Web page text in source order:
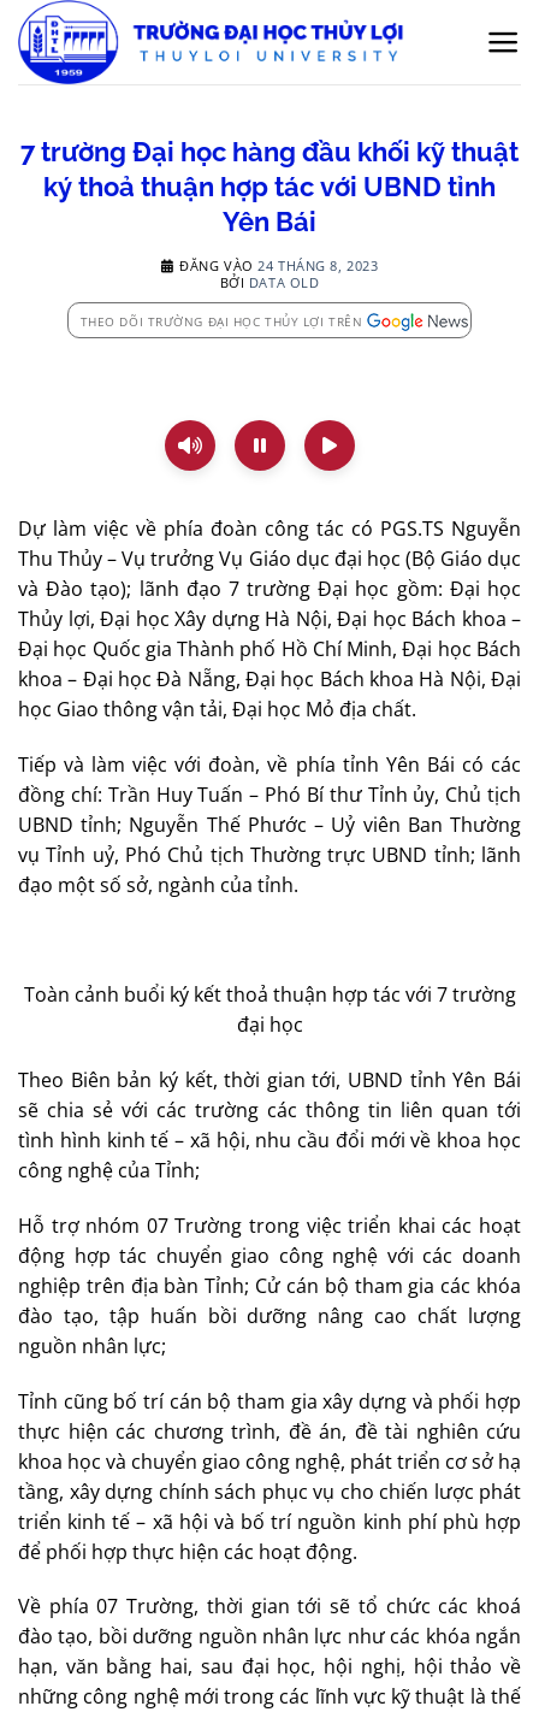
qua
nội
7 trường Đại học hàng đầu khối kỹ thuật
ký thoả thuận hợp tác với UBND tỉnh
Yên Bái
ĐĂNG VÀO 24 THÁNG 8, 2023
BỞI DATA OLD
THEO DÕI TRƯỜNG ĐẠI HỌC THỦY LỢI TRÊN
Dự làm việc về phía đoàn công tác có PGS.TS Nguyễn
Thu Thủy – Vụ trưởng Vụ Giáo dục đại học (Bộ Giáo dục
và Đào tạo); lãnh đạo 7 trường Đại học gồm: Đại học
Thủy lợi, Đại học Xây dựng Hà Nội, Đại học Bách khoa –
Đại học Quốc gia Thành phố Hồ Chí Minh, Đại học Bách
khoa – Đại học Đà Nẵng, Đại học Bách khoa Hà Nội, Đại
học Giao thông vận tải, Đại học Mỏ địa chất.
Tiếp và làm việc với đoàn, về phía tỉnh Yên Bái có các
đồng chí: Trần Huy Tuấn – Phó Bí thư Tỉnh ủy, Chủ tịch
UBND tỉnh; Nguyễn Thế Phước – Uỷ viên Ban Thường
vụ Tỉnh uỷ, Phó Chủ tịch Thường trực UBND tỉnh; lãnh
đạo một số sở, ngành của tỉnh.
Toàn cảnh buổi ký kết thoả thuận hợp tác với 7 trường
đại học
Theo Biên bản ký kết, thời gian tới, UBND tỉnh Yên Bái
sẽ chia sẻ với các trường các thông tin liên quan tới
tình hình kinh tế – xã hội, nhu cầu đổi mới về khoa học
công nghệ của Tỉnh;
Hỗ trợ nhóm 07 Trường trong việc triển khai các hoạt
động hợp tác chuyển giao công nghệ với các doanh
nghiệp trên địa bàn Tỉnh; Cử cán bộ tham gia các khóa
đào tạo, tập huấn bồi dưỡng nâng cao chất lượng
nguồn nhân lực;
Tỉnh cũng bố trí cán bộ tham gia xây dựng và phối hợp
thực hiện các chương trình, đề án, đề tài nghiên cứu
khoa học và chuyển giao công nghệ, phát triển cơ sở hạ
tầng, xây dựng chính sách phục vụ cho chiến lược phát
triển kinh tế – xã hội và bố trí nguồn kinh phí phù hợp
để phối hợp thực hiện các hoạt động.
Về phía 07 Trường, thời gian tới sẽ tổ chức các khoá
đào tạo, bồi dưỡng nguồn nhân lực như các khóa ngắn
hạn, văn bằng hai, sau đại học, hội nghị, hội thảo về
những công nghệ mới trong các lĩnh vực kỹ thuật là thế